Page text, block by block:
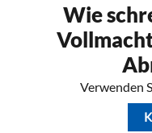
Wie
Verwenden